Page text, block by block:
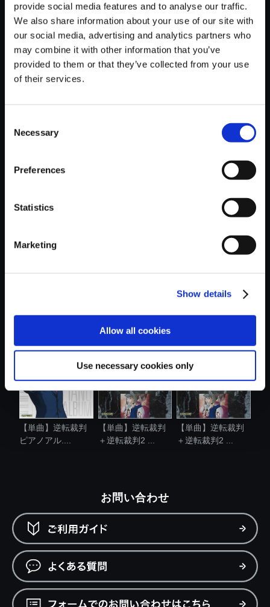
provide social media features and to analyse our traffic.
We also share information about your use of our site with
our social media, advertising and analytics partners who
may combine it with other information that you’ve
provided to them or that they’ve collected from your use
of their services.
Selection
Necessary
Preferences
Statistics
Marketing
Show details
Allow all cookies
Use necessary cookies only
【単曲】逆転裁判 蘇る逆転 オリ
ジナル・サウンドトラック おめ
でたい人びと
おすすめ商品
【単曲】逆転裁判
ピアノアル....
【単曲】逆転裁判
＋逆転裁判2 ...
【単曲】逆転裁判
＋逆転裁判2 ...
お問い合わせ